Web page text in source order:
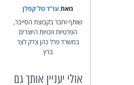
מאת‏עו"ד טל קפלן
שותף וחבר בקבוצת הסייבר,
הפרטיות וזכויות היוצרים
במשרד פרל כהן צדק לצר
ברץ
אולי יעניין אותך גם